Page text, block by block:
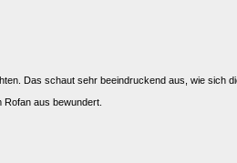
Das schaut sehr beeindruckend aus, wie sich
aus bewundert.